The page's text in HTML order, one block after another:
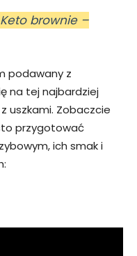
brownie –
podawany z
na tej najbardziej
uszkami. Zobaczcie
przygotować
ich smak i